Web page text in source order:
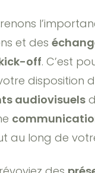
et des
off. C’est
disposition
audiovisuels
au long de